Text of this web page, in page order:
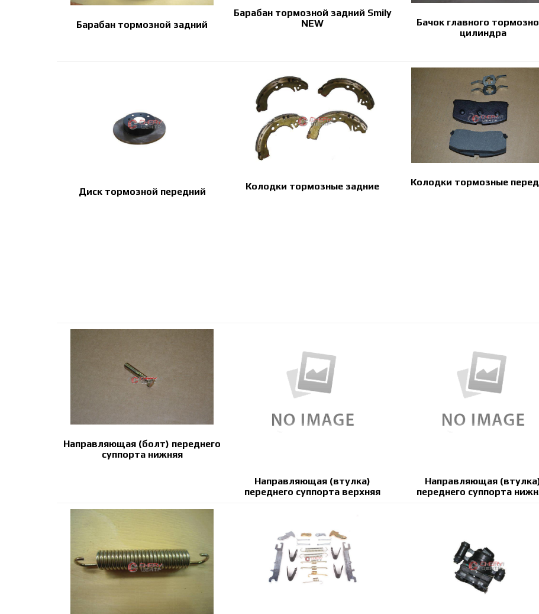
Барабан тормозной задний
Барабан тормозной задний Smily
NEW
Бачок главного
цилиндра
Диск тормозной передний Колодки тормозные задние Колодки тормозные
Направляющая (болт) переднего
суппорта нижняя
Направляющая (втулка)
переднего суппорта верхняя
Направляющая
переднего суппорта